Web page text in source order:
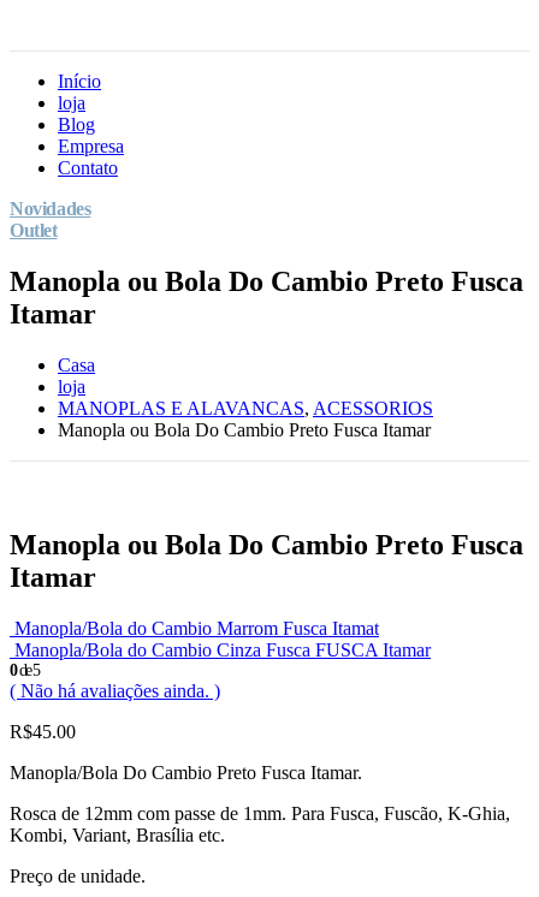
Início
loja
Blog
Empresa
Contato
Novidades
Outlet
Manopla ou Bola Do Cambio Preto Fusca
Itamar
Casa
loja
MANOPLAS E ALAVANCAS, ACESSORIOS
Manopla ou Bola Do Cambio Preto Fusca Itamar
Manopla ou Bola Do Cambio Preto Fusca
Itamar
Manopla/Bola do Cambio Marrom Fusca Itamat
Manopla/Bola do Cambio Cinza Fusca FUSCA Itamar
0de 5
( Não há avaliações ainda. )
R$45.00
Manopla/Bola Do Cambio Preto Fusca Itamar.
Rosca de 12mm com passe de 1mm. Para Fusca, Fuscão, K-Ghia,
Kombi, Variant, Brasília etc.
Preço de unidade.